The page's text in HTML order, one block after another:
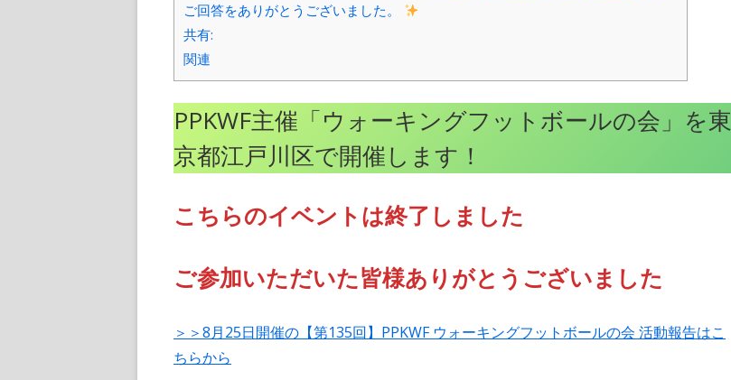
ご回答をありがとうございました。
共有:
関連
PPKWF主催「ウォーキングフットボールの会」を東
京都江戸川区で開催します！
こちらのイベントは終了しました
ご参加いただいた皆様ありがとうございました
＞＞8月25日開催の【第135回】PPKWF ウォーキングフットボールの会 活動報告はこ
ちらから